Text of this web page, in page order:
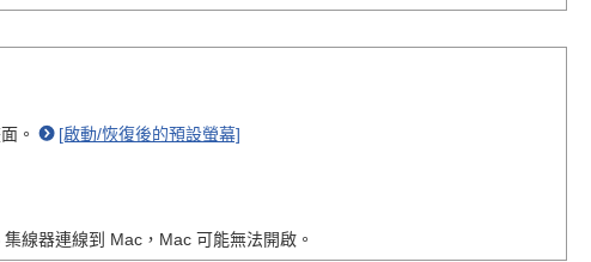
。 [啟動/恢復後的預設螢幕]
線器連線到 Mac，Mac 可能無法開啟。